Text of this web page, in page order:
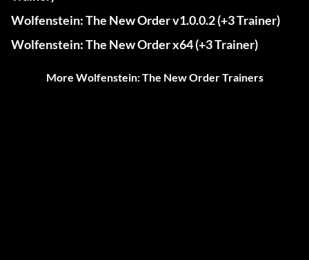
Wolfenstein: The New Order v1.0.0.2 (+3 Trainer)
Wolfenstein: The New Order x64 (+3 Trainer)
More Wolfenstein: The New Order Trainers